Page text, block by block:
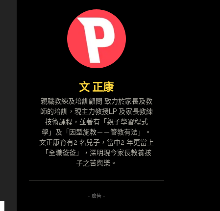
文 正康
親職教練及培訓顧問 致力於家長及教
師的培訓，現主力教授LP 及家長教練
技術課程，並著有「親子學習程式
學」及「因型施教－－管教有法」。
文正康育有2 名兒子，當中2 年更當上
「全職爸爸」，深明現今家長教養孩
子之苦與樂。
- 廣告 -